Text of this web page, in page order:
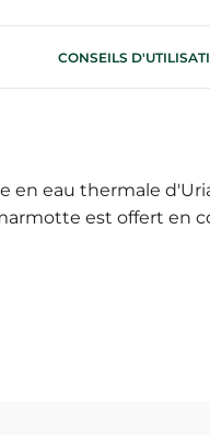
CONSEILS
en eau thermale
est offert en